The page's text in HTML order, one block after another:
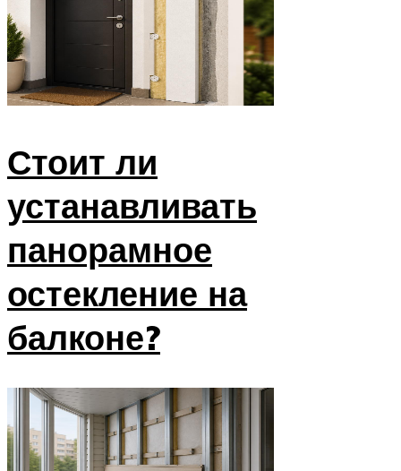
Стоит ли
устанавливать
панорамное
остекление на
балконе?